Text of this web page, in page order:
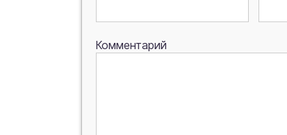
Комментарий